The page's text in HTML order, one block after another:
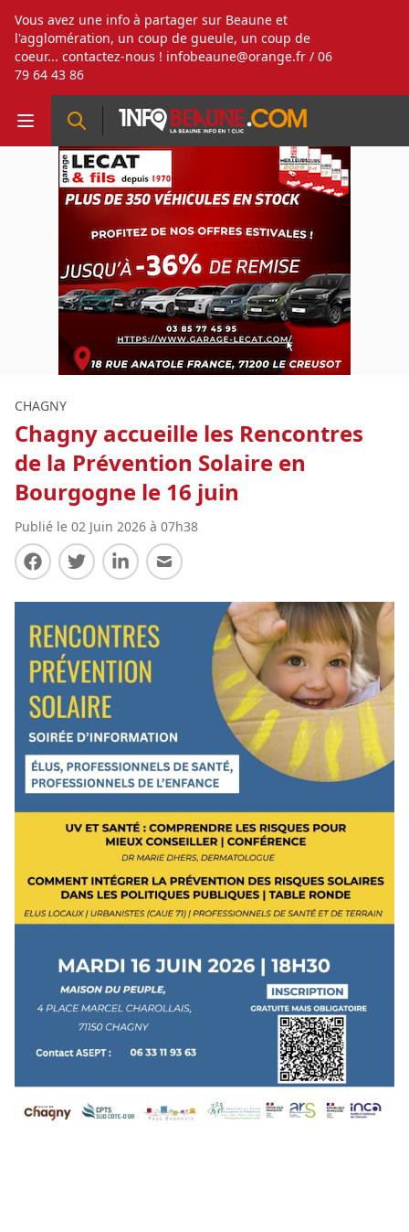
Vous avez une info à partager sur Beaune et
l'agglomération, un coup de gueule, un coup de
coeur... contactez-nous ! infobeaune@orange.fr / 06
79 64 43 86
CHAGNY
Chagny accueille les Rencontres
de la Prévention Solaire en
Bourgogne le 16 juin
Publié le 02 Juin 2026 à 07h38
Partager sur Facebook
Partager sur Twitter
Partager sur LinkedIn
Partager par E-mail